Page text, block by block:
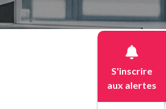
S'inscrire
aux alertes